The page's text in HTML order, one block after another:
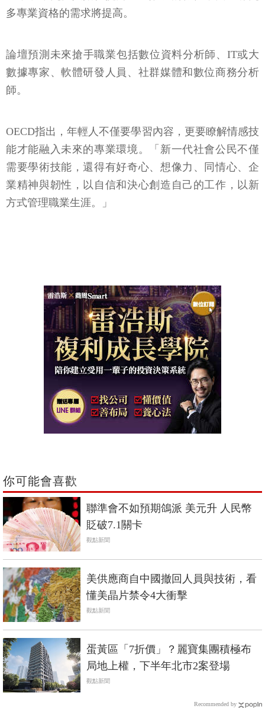
多專業資格的需求將提高。
論壇預測未來搶手職業包括數位資料分析師、IT或大
數據專家、軟體研發人員、社群媒體和數位商務分析
師。
OECD指出，年輕人不僅要學習內容，更要瞭解情感技
能才能融入未來的專業環境。「新一代社會公民不僅
需要學術技能，還得有好奇心、想像力、同情心、企
業精神與韌性，以自信和決心創造自己的工作，以新
方式管理職業生涯。」
你可能會喜歡
聯準會不如預期鴿派 美元升 人民幣
貶破7.1關卡
觀點新聞
美供應商自中國撤回人員與技術，看
懂美晶片禁令4大衝擊
觀點新聞
蛋黃區「7折價」？麗寶集團積極布
局地上權，下半年北市2案登場
觀點新聞
Recommended by